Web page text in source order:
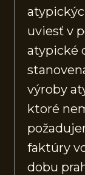
uviesť v
atypické
výroby
ktoré
faktúry
dobu